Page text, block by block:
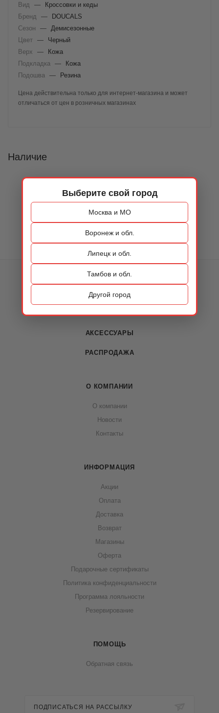
Выберите свой город
Москва и МО
Воронеж и обл.
Липецк и обл.
Тамбов и обл.
Другой город
Вид —
Кроссовки и кеды
Бренд
—
DOUCALS
Сезон
—
Демисезонные
Цвет —
Черный
Верх
—
Кожа
Подкладка
—
Кожа
Подошва
— Резина
Цена действительна только для интернет-магазина и может
отличаться от цен в розничных магазинах
Наличие
КАТАЛОГ
ОБУВЬ
СУМКИ
АКСЕССУАРЫ
РАСПРОДАЖА
О КОМПАНИИ
О компании
Новости
Контакты
ИНФОРМАЦИЯ
Акции
Оплата
Доставка
Возврат
Магазины
Оферта
Подарочные сертификаты
Политика конфиденциальности
Программа лояльности
Резервирование
ПОМОЩЬ
Обратная связь
ПОДПИСАТЬСЯ НА РАССЫЛКУ